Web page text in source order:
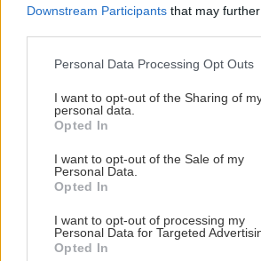
Downstream Participants that may
Please note that this website/app uses
not limited to your visit or usage
grant or deny consent to Google and its
use your data for below specified
consent section.
Personal Data Processing Opt Outs
I want to opt-out of the Sharing of
personal data.
Opted In
I want to opt-out of the Sale of my
Personal Data.
Opted In
I want to opt-out of processing my
Personal Data for Targeted
Opted In